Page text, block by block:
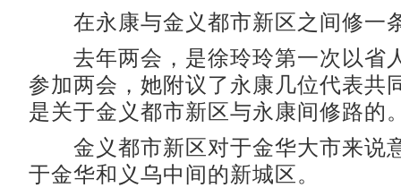
在永康与金义都市新区之间修一
去年两会，是徐玲玲第一次以省
参加两会，她附议了永康几位代表共
是关于金义都市新区与永康间修路的
金义都市新区对于金华大市来说
于金华和义乌中间的新城区。